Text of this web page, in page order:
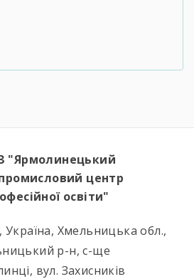
"Ярмолинецький
центр
освіти"
Україна, Хмельницька обл.,
р-н, с-ще
вул. Захисників